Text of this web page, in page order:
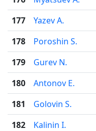
177
Yazev A.
178
Poroshin S.
179
Gurev N.
180
Antonov E.
181
Golovin S.
182
Kalinin I.